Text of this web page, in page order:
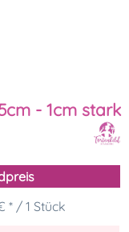
- 1cm stark
* / 1 Stück